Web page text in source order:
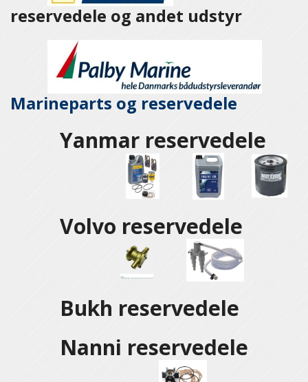
reservedele og andet udstyr
Marineparts og reservedele
Yanmar reservedele
Volvo reservedele
Bukh reservedele
Nanni reservedele